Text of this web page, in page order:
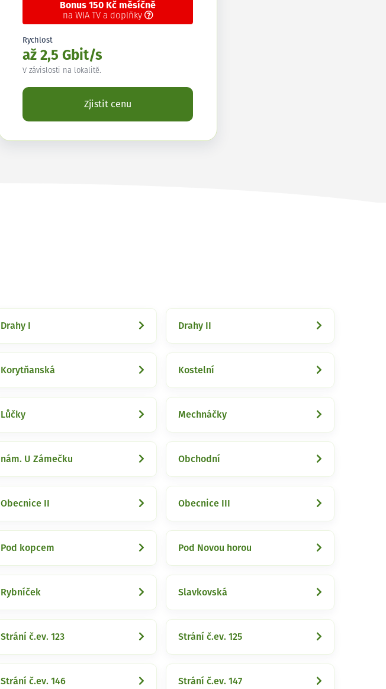
Bonus 150 Kč měsíčně
na WIA TV a doplňky
Rychlost
až 2,5 Gbit/s
V závislosti na lokalitě.
Zjistit cenu
Drahy I Drahy II
Korytňanská Kostelní
Lůčky Mechnáčky
nám. U Zámečku Obchodní
Obecnice II Obecnice III
Pod kopcem Pod Novou horou
Rybníček Slavkovská
Strání č.ev. 123 Strání č.ev. 125
Strání č.ev. 146 Strání č.ev. 147